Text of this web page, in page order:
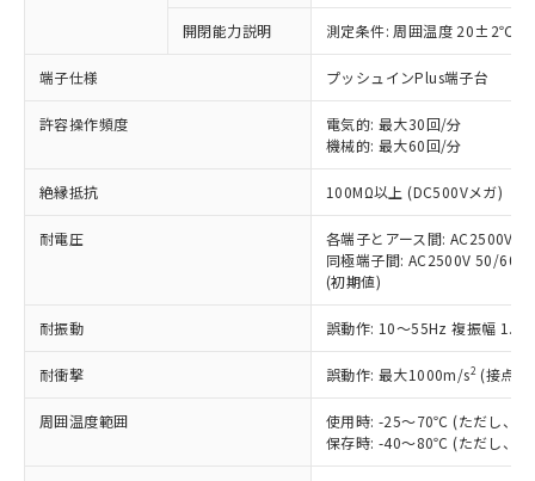
開閉能力説明 測定条件: 周囲温度 20±2℃、
端子仕様 プッシュインPlus端子台
許容操作頻度
電気的: 最大30回/分
機械的: 最大60回/分
絶縁抵抗 100MΩ以上 (DC500Vメガ)
耐電圧
各端子とアース間: AC2500V
同極端子間: AC2500V 50/
(初期値)
耐振動 誤動作: 10～55Hz 複振幅
耐衝撃 誤動作: 最大1000m/s2 (接点
周囲温度範囲
使用時: -25～70℃ (ただし、氷
保存時: -40～80℃ (ただし、氷
以下の条件をお読みいただき、同意のうえ
ご利用ください。
本サービスは、当社制御機器事業取扱
商品の当社在庫状況および標準価格
当社制御機器事業取扱商品の中には、
本サービスの対象外となる商品もある
ことをご了承ください。
在庫状況および標準価格照会結果は、
記載している更新日時点での社内デー
タに基づき作成されるものであり、閲
覧された時点での実際の在庫および標
準価格とは異なる場合があることをご
正式な納期状況および標準価格はお客
様のお取引先、またはお客様担当のオ
対応予定なし：EU RoHS指令（10物質）の
非含有に非対応の商品で、対応品を出す予
定はありません。
調査・確認中：EU RoHS指令（10物質）の
非含有の対応状況を調査中または確認中の
非該当品：ライセンス料など無形物で、有
害物質有無と関係のない商品です。
いたものが、含有品と判明した場合などや
むを得ず変更することがあります。
六価クロム(Cr(Ⅵ)) 1000ppm以下、ポリ臭化ビフェニル
類(PBB) 1000ppm以下、ポリ臭化ジフェニルエーテル類
(PBDE) 1000ppm以下、フタル酸ビス(2-エチルヘキシ
ル) (DEHP)(別名：DOP) 1000ppm以下、フタル酸ブチ
ルベンジル（BBP） 1000ppm以下、フタル酸ジブチル
（DBP） 1000ppm以下、フタル酸ジイソブチル
※1 中国RoHS○×表
「○」：最大均質材料含有率が中国RoHSの
基準値以下であることを示します。
「×」：最大均質材料含有率が中国RoHSの
基準値を超えていることを示します。
「－」：未確認です。当社販売部門へお問
*中国RoHS10物質の基準値 (GB/T26572)：
Pb(鉛) :1000ppm、 Hg(水銀) : 1000ppm、 Cd(カドミウ
Cr(Ⅵ)(六価クロム) : 1000ppm、 PBBs(ポリ臭化ビフェ
ニル類) : 1000ppm、 PBDEs(ポリ臭化ジフェニルエーテ
DBP(フタル酸ジブチル) : 1000ppm、 DIBP(フタル酸ジ
イソブチル) : 1000ppm、 BBP(フタル酸ブチルベンジ
当社は、これら貴社製品のうち、外国
為替および外国貿易法に定める商品
（以下｢規制貨物等」という）を輸出
または国外への提供する場合は、日本
国政府の輸出許可(または役務取引許
可)を取得するなどの必要な手続きを
当社は規制貨物を破棄する場合は、完
全に破砕するなど、違法に輸出されな
○ 一定数以上の在庫あり